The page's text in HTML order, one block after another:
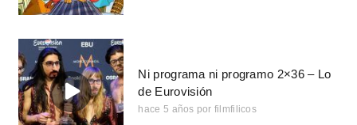
Ni programa ni programo 2×36 – Lo
de Eurovisión
hace 5 años por filmfilicos